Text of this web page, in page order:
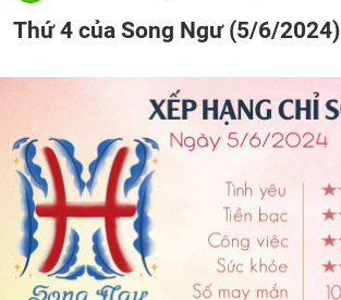
Thứ 4 của Song Ngư (5/6/2024)